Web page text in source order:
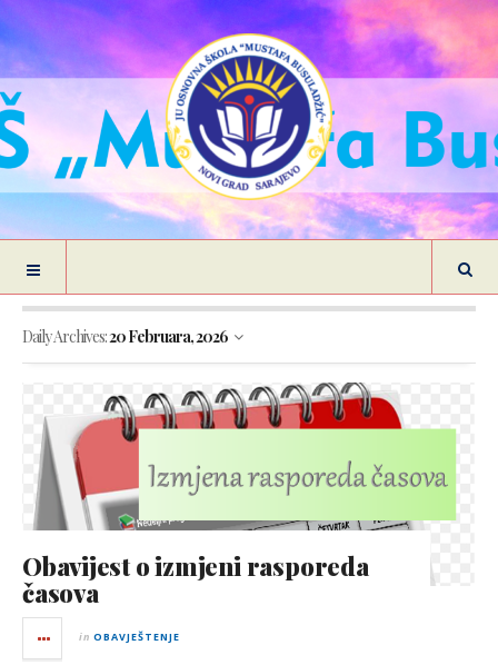
Daily Archives:20 Februara, 2026
Obavijest o izmjeni rasporeda
časova
in OBAVJEŠTENJE